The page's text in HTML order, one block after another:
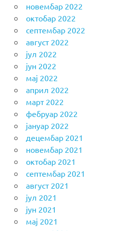
новембар 2022
октобар 2022
септембар 2022
август 2022
јул 2022
јун 2022
мај 2022
април 2022
март 2022
фебруар 2022
јануар 2022
децембар 2021
новембар 2021
октобар 2021
септембар 2021
август 2021
јул 2021
јун 2021
мај 2021